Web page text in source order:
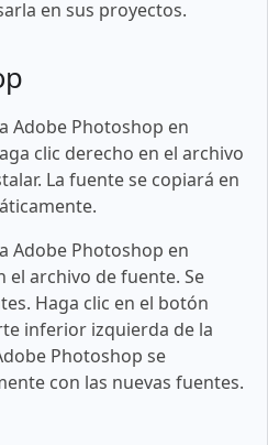
en sus proyectos.
Adobe Photoshop en
clic derecho en el archivo
La fuente se copiará en
Adobe Photoshop en
el archivo de fuente. Se
Haga clic en el botón
inferior izquierda de la
Photoshop se
con las nuevas fuentes.